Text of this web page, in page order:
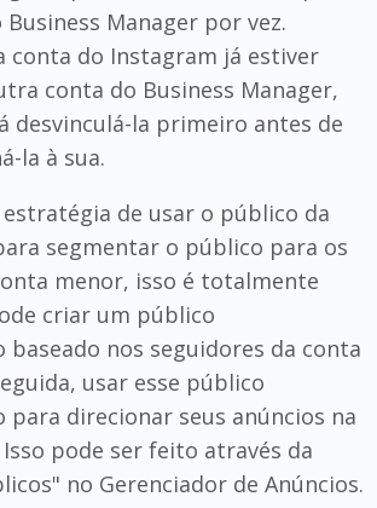
Manager por vez.
conta do Instagram já estiver
conta do Business Manager,
desvinculá-la primeiro antes de
la à sua.
de usar o público da
segmentar o público para os
menor, isso é totalmente
criar um público
baseado nos seguidores da conta
usar esse público
para direcionar seus anúncios na
pode ser feito através da
no Gerenciador de Anúncios.